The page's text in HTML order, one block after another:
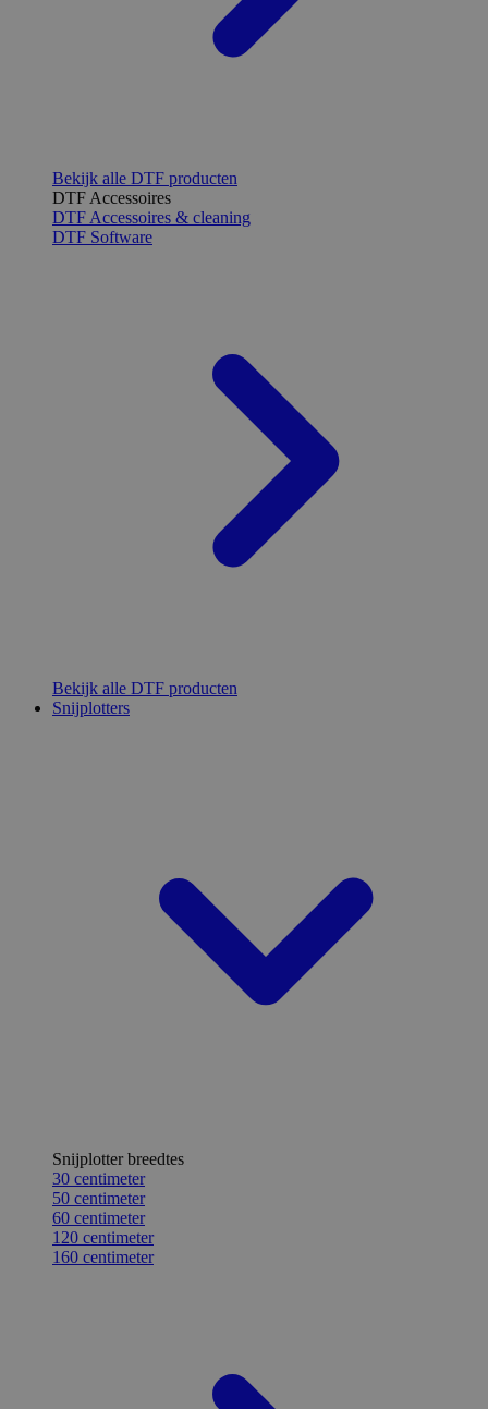
Bekijk alle DTF producten
DTF Accessoires
DTF Accessoires & cleaning
DTF Software
Bekijk alle DTF producten
Snijplotters
Snijplotter breedtes
30 centimeter
50 centimeter
60 centimeter
120 centimeter
160 centimeter